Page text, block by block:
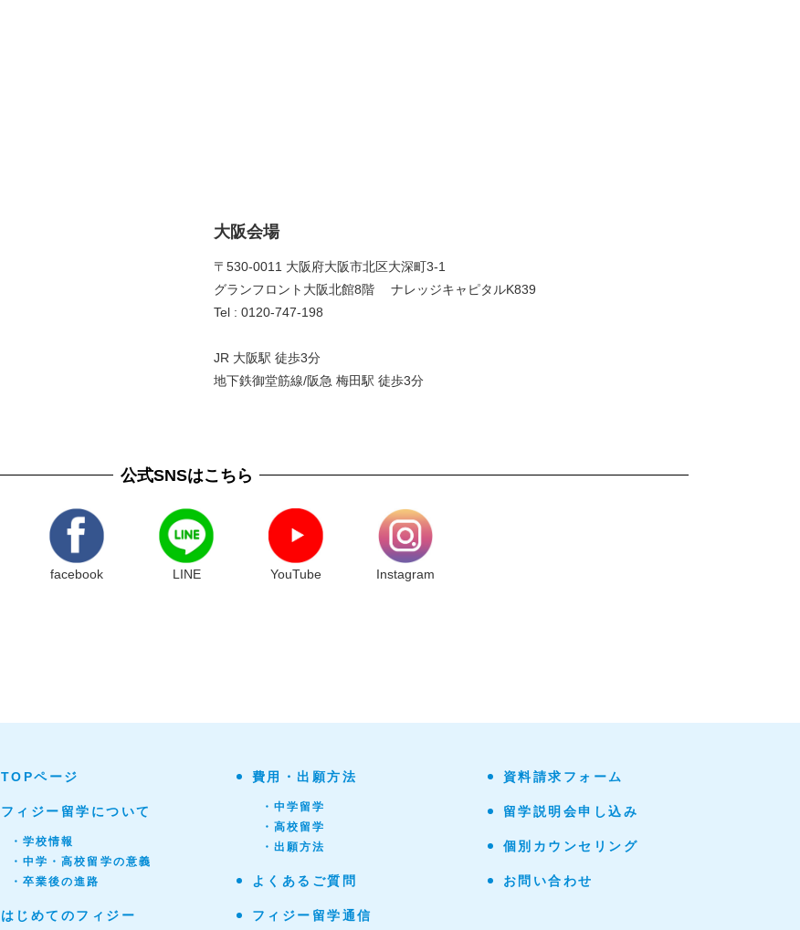
大阪会場
〒530-0011 大阪府大阪市北区大深町3-1
グランフロント大阪北館8階 ナレッジキャピタルK839
Tel : 0120-747-198
JR 大阪駅 徒歩3分
地下鉄御堂筋線/阪急 梅田駅 徒歩3分
公式SNSはこちら
facebook LINE YouTube Instagram
TOPページ
フィジー留学について
・学校情報
・中学・高校留学の意義
・卒業後の進路
はじめてのフィジー
費用・出願方法
・中学留学
・高校留学
・出願方法
よくあるご質問
フィジー留学通信
資料請求フォーム
留学説明会申し込み
個別カウンセリング
お問い合わせ